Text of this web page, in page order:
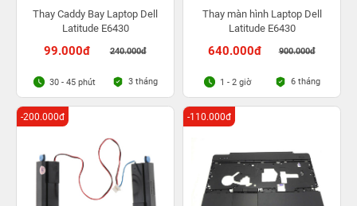
Thay Caddy Bay Laptop Dell
Latitude E6430
99.000đ 240.000đ
30 - 45 phút 3 tháng
Thay màn hình Laptop Dell
Latitude E6430
640.000đ 900.000đ
1 - 2 giờ 6 tháng
-200.000đ -110.000đ